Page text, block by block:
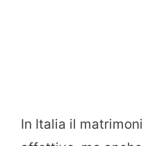
In Italia il